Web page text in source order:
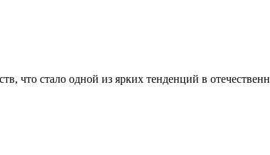
что стало одной из ярких тенденций в отечественн